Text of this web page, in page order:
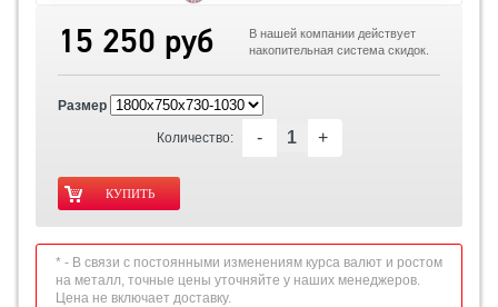
15 250 руб
В нашей компании действует
накопительная система скидок.
Размер
Количество: - +
* - В связи с постоянными изменениям курса валют и ростом
на металл, точные цены уточняйте у наших менеджеров.
Цена не включает доставку.